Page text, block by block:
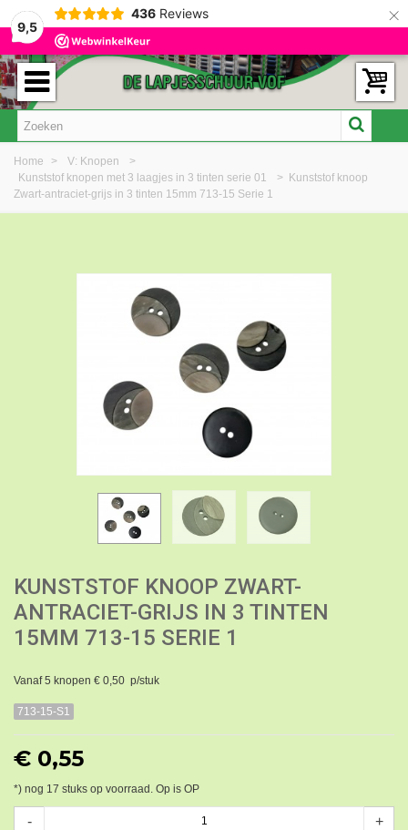
9,5
436 Reviews ×
Home > V: Knopen
>
Kunststof knopen met 3 laagjes in 3 tinten serie 01
> Kunststof knoop
Zwart-antraciet-grijs in 3 tinten 15mm 713-15 Serie 1
KUNSTSTOF KNOOP ZWART-
ANTRACIET-GRIJS IN 3 TINTEN
15MM 713-15 SERIE 1
Vanaf 5 knopen € 0,50 p/stuk
713-15-S1
€ 0,55
*) nog 17 stuks op voorraad. Op is OP
- +